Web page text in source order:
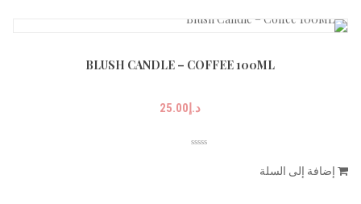
BLUSH CANDLE – COFFEE 100ML
د.إ25.00
إضافة إلى السلة